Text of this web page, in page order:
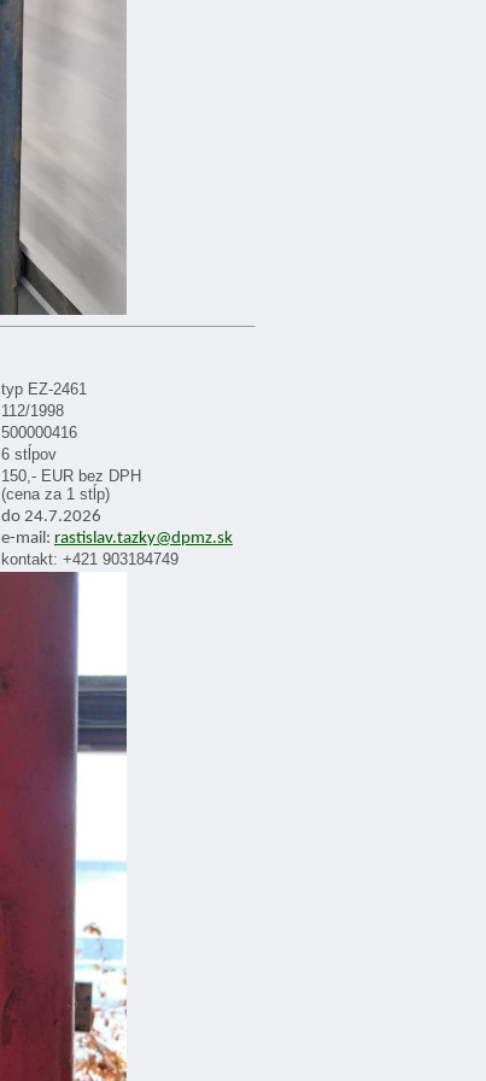
typ EZ-2461
112/1998
500000416
6 stĺpov
150,- EUR bez DPH
(cena za 1 stĺp)
do 24.7.2026
e-mail: rastislav.tazky@dpmz.sk
kontakt: +421 903184749